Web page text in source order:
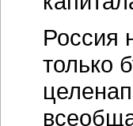
Россия
только